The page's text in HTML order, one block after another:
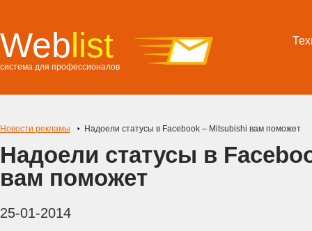
Weblist
система для профессионалов
Новости рекламы Надоели статусы в Facebook – Мitsubishi вам поможет
Надоели статусы в
вам поможет
25-01-2014